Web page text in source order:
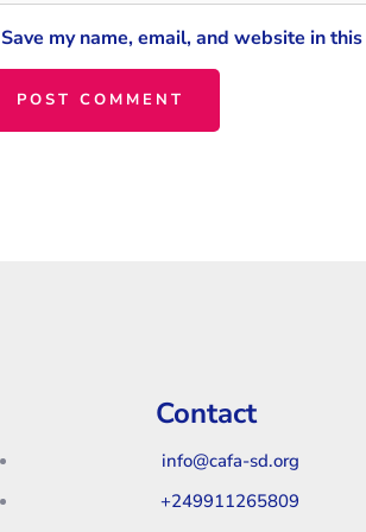
Save my name, email, and website in
Contact
info@cafa-sd.org
+249911265809